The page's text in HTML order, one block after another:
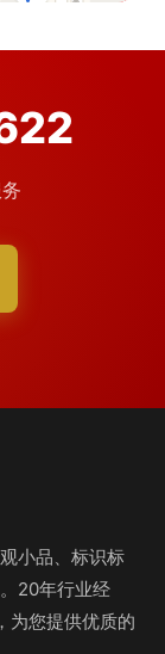
小品、标识标
20年行业经
为您提供优质的